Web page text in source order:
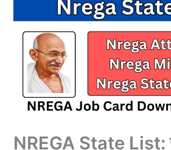
NREGA State List: